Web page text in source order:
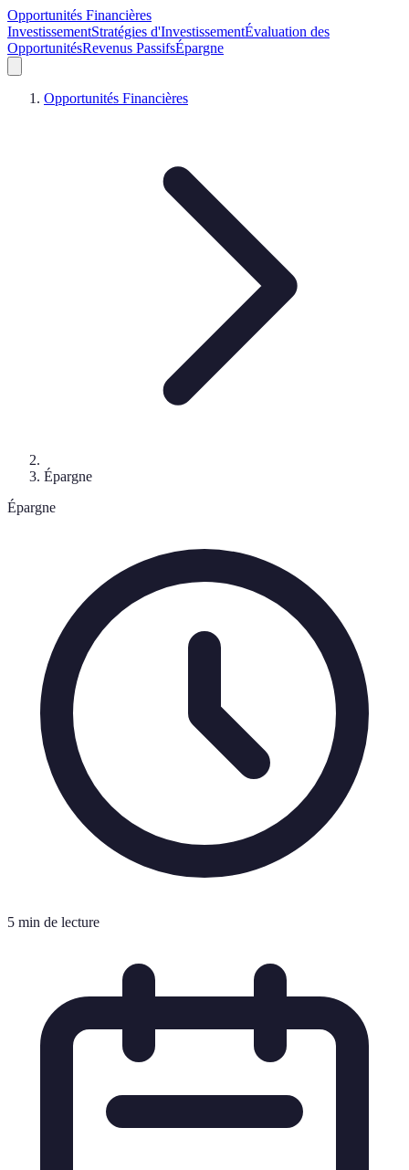
Opportunités Financières
InvestissementStratégies d'InvestissementÉvaluation des
OpportunitésRevenus PassifsÉpargne
Opportunités Financières
Épargne
Épargne
5 min de lecture